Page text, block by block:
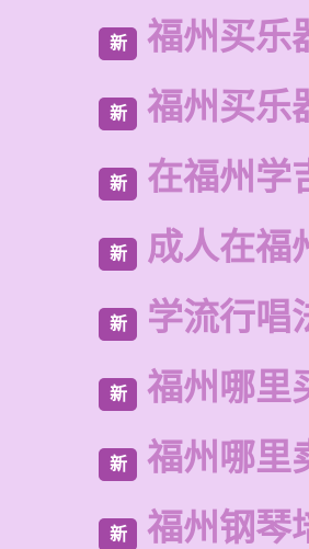
新 福州买乐
新 福州买乐
新 在福州学
新 成人在福
新 学流行唱
新 福州哪里
新 福州哪里
新 福州钢琴